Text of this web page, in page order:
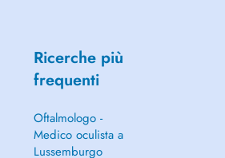
Ricerche più
frequenti
Oftalmologo -
Medico oculista a
Lussemburgo